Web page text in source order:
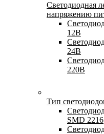
Светодиодная
напряжению
12В
24В
220В
Тип
SMD 2216